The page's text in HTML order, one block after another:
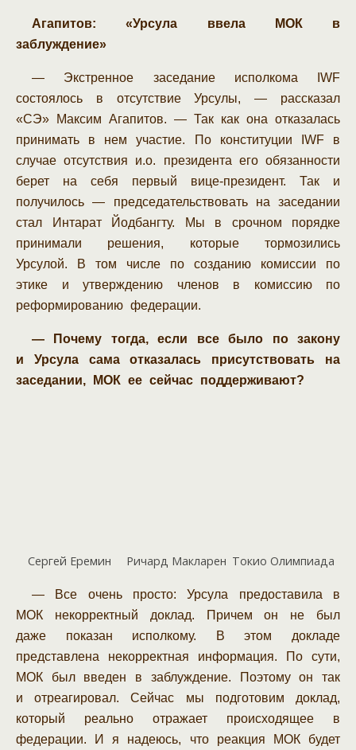
Агапитов: «Урсула ввела МОК в
заблуждение»
— Экстренное заседание исполкома IWF
состоялось в отсутствие Урсулы, — рассказал
«СЭ» Максим Агапитов. — Так как она отказалась
принимать в нем участие. По конституции IWF в
случае отсутствия и.о. президента его обязанности
берет на себя первый вице-президент. Так и
получилось — председательствовать на заседании
стал Интарат Йодбангту. Мы в срочном порядке
принимали решения, которые тормозились
Урсулой. В том числе по созданию комиссии по
этике и утверждению членов в комиссию по
реформированию федерации.
— Почему тогда, если все было по закону
и Урсула сама отказалась присутствовать на
заседании, МОК ее сейчас поддерживают?
Сергей Еремин Ричард Макларен Токио Олимпиада
— Все очень просто: Урсула предоставила в
МОК некорректный доклад. Причем он не был
даже показан исполкому. В этом докладе
представлена некорректная информация. По сути,
МОК был введен в заблуждение. Поэтому он так
и отреагировал. Сейчас мы подготовим доклад,
который реально отражает происходящее в
федерации. И я надеюсь, что реакция МОК будет